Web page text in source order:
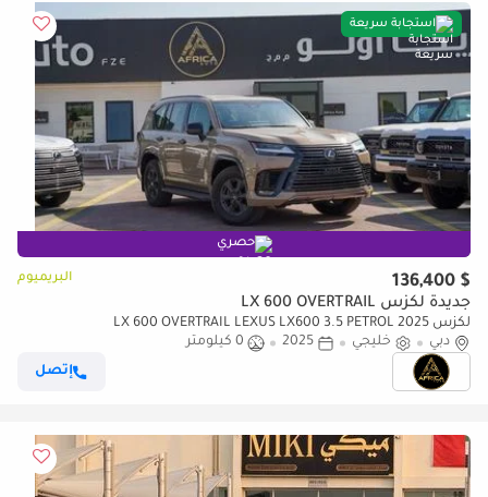
استجابة سريعة
حصري
$ 136,400 البريميوم
جديدة لكزس LX 600 OVERTRAIL
لكزس LX 600 OVERTRAIL LEXUS LX600 3.5 PETROL 2025
دبي
خليجي 2025
0 كيلومتر
إتصل